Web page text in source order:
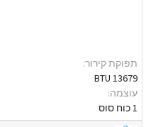
תפוקת קירור:
13679 BTU
עוצמה:
1 כוח סוס